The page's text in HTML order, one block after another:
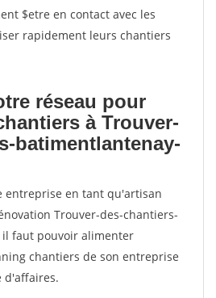
$etre en contact avec les
rapidement leurs chantiers
réseau pour
à Trouver-
batimentlantenay-
entreprise en tant qu'artisan
Trouver-des-chantiers-
faut pouvoir alimenter
chantiers de son entreprise
d'affaires.